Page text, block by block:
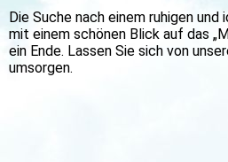
Die Suche nach einem ruhigen
mit einem schönen Blick auf das
ein Ende. Lassen Sie sich von
umsorgen.